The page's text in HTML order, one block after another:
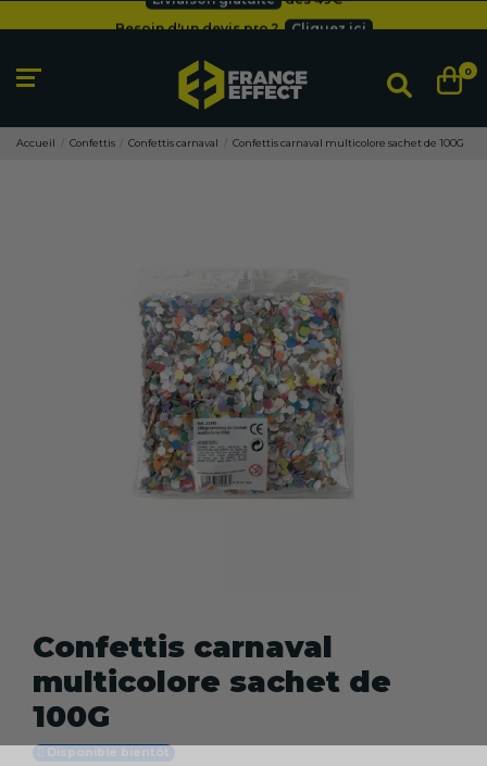
Besoin d'un devis pro ?
0
Accueil Confettis Confettis carnaval Confettis carnaval multicolore sachet de 100G
Confettis carnaval
multicolore sachet de
100G
Disponible bientôt